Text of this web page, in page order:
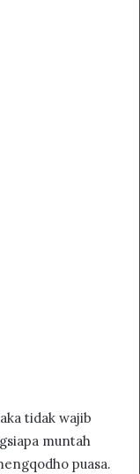
tidak wajib
muntah
puasa.